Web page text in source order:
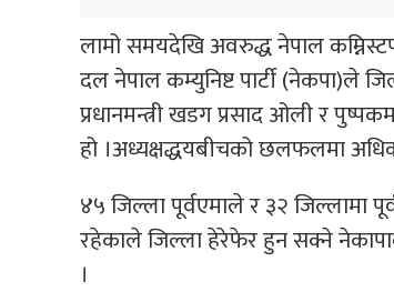
लामो समयदेखि अवरुद्ध नेपाल
दल नेपाल कम्युनिष्ट पार्टी (नेकपा)ले
प्रधानमन्त्री खडग प्रसाद ओली र
हो ।अध्यक्षद्धयबीचको छलफलमा
४५ जिल्ला पूर्वएमाले र ३२
रहेकाले जिल्ला हेरेफेर हुन सक्ने
।